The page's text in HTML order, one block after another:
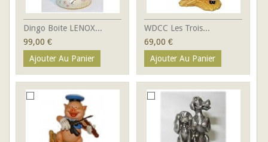
Dingo Boite LENOX...
99,00 €
Ajouter Au Panier
WDCC Les Trois...
69,00 €
Ajouter Au Panier